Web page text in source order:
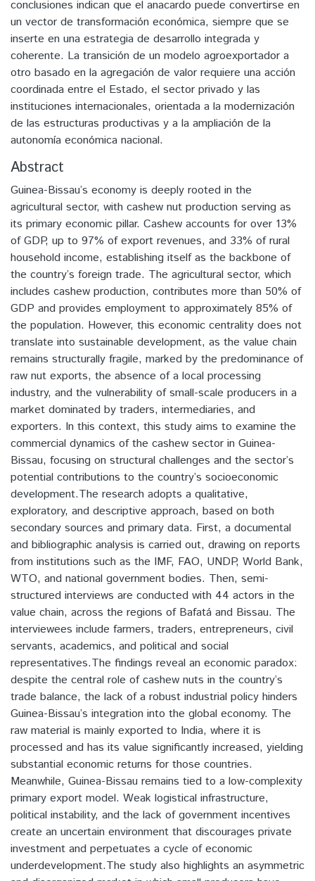
conclusiones indican que el anacardo puede convertirse en
un vector de transformación económica, siempre que se
inserte en una estrategia de desarrollo integrada y
coherente. La transición de un modelo agroexportador a
otro basado en la agregación de valor requiere una acción
coordinada entre el Estado, el sector privado y las
instituciones internacionales, orientada a la modernización
de las estructuras productivas y a la ampliación de la
autonomía económica nacional.
Abstract
Guinea-Bissau’s economy is deeply rooted in the
agricultural sector, with cashew nut production serving as
its primary economic pillar. Cashew accounts for over 13%
of GDP, up to 97% of export revenues, and 33% of rural
household income, establishing itself as the backbone of
the country’s foreign trade. The agricultural sector, which
includes cashew production, contributes more than 50% of
GDP and provides employment to approximately 85% of
the population. However, this economic centrality does not
translate into sustainable development, as the value chain
remains structurally fragile, marked by the predominance of
raw nut exports, the absence of a local processing
industry, and the vulnerability of small-scale producers in a
market dominated by traders, intermediaries, and
exporters. In this context, this study aims to examine the
commercial dynamics of the cashew sector in Guinea-
Bissau, focusing on structural challenges and the sector’s
potential contributions to the country’s socioeconomic
development.The research adopts a qualitative,
exploratory, and descriptive approach, based on both
secondary sources and primary data. First, a documental
and bibliographic analysis is carried out, drawing on reports
from institutions such as the IMF, FAO, UNDP, World Bank,
WTO, and national government bodies. Then, semi-
structured interviews are conducted with 44 actors in the
value chain, across the regions of Bafatá and Bissau. The
interviewees include farmers, traders, entrepreneurs, civil
servants, academics, and political and social
representatives.The findings reveal an economic paradox:
despite the central role of cashew nuts in the country’s
trade balance, the lack of a robust industrial policy hinders
Guinea-Bissau’s integration into the global economy. The
raw material is mainly exported to India, where it is
processed and has its value significantly increased, yielding
substantial economic returns for those countries.
Meanwhile, Guinea-Bissau remains tied to a low-complexity
primary export model. Weak logistical infrastructure,
political instability, and the lack of government incentives
create an uncertain environment that discourages private
investment and perpetuates a cycle of economic
underdevelopment.The study also highlights an asymmetric